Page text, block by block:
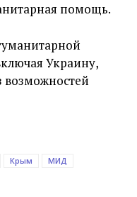
помощь.
Украину,
возможностей
Крым
МИД